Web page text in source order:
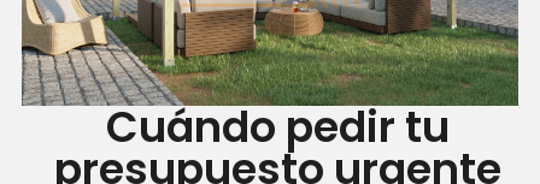
Cuándo pedir tu
presupuesto urgente